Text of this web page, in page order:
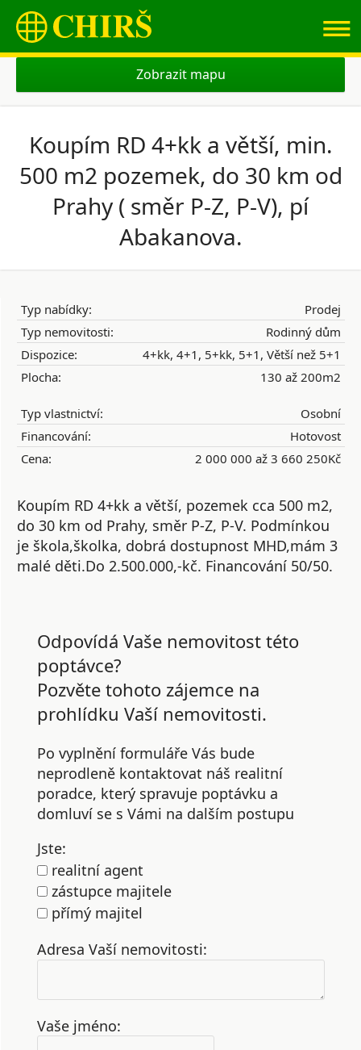
≡
Zobrazit mapu
Koupím RD 4+kk a větší, min.
500 m2 pozemek, do 30 km od
Prahy ( směr P-Z, P-V), pí
Abakanova.
Typ nabídky:
Prodej
Typ nemovitosti:
Rodinný dům
Dispozice:
4+kk, 4+1, 5+kk, 5+1, Větší než 5+1
Plocha:
130 až 200m2
Typ vlastnictví:
Osobní
Financování:
Hotovost
Cena:
2 000 000 až 3 660 250Kč
Koupím RD 4+kk a větší, pozemek cca 500 m2,
do 30 km od Prahy, směr P-Z, P-V. Podmínkou
je škola,školka, dobrá dostupnost MHD,mám 3
malé děti.Do 2.500.000,-kč. Financování 50/50.
Odpovídá Vaše nemovitost této
poptávce?
Pozvěte tohoto zájemce na
prohlídku Vaší nemovitosti.
Po vyplnění formuláře Vás bude
neprodleně kontaktovat náš realitní
poradce, který spravuje poptávku a
domluví se s Vámi na dalším postupu
Jste:
realitní agent
zástupce majitele
přímý majitel
Adresa Vaší nemovitosti:
Vaše jméno: